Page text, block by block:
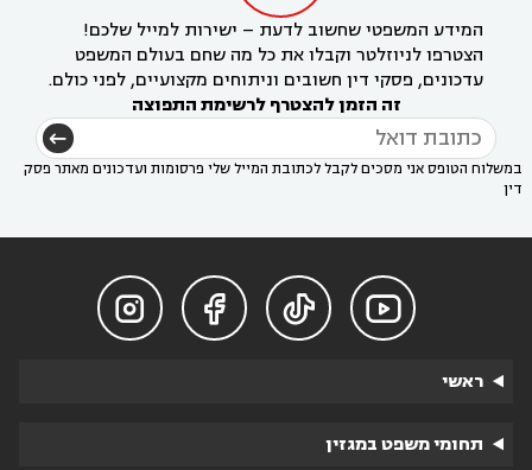
המידע המשפטי שחשוב לדעת – ישירות למייל שלכם!
הצטרפו לניוזלטר וקבלו את כל מה שחם בעולם המשפט
עדכונים, פסקי דין חשובים וניתוחים מקצועיים, לפני כולם.
זה הזמן להצטרף לרשימת התפוצה
במשלוח הטופס אני מסכים לקבל לכתובת המייל שלי פרסומות ועדכונים מאתר פסק
דין




ראשי
תחומי משפט במגזין